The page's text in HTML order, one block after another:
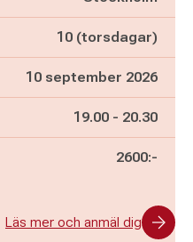
10 (torsdagar)
10 september 2026
Pågår mellan
19.00 - och
20.30
2600:-
Läs mer och anmäl dig